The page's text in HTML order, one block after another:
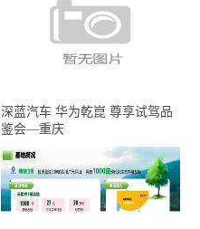
深蓝汽车 华为乾崑 尊享试驾品
鉴会—重庆